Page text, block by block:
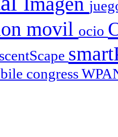
movil ocio
scentScape
congress